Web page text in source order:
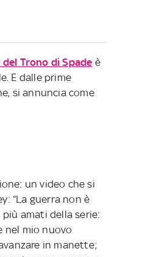
Trono di Spade è
E dalle prime
si annuncia come
un video che si
“La guerra non è
amati della serie:
nel mio nuovo
in manette;